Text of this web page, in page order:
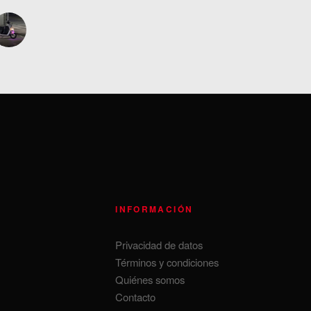
INFORMACIÓN
Privacidad de datos
Términos y condiciones
Quiénes somos
Contacto